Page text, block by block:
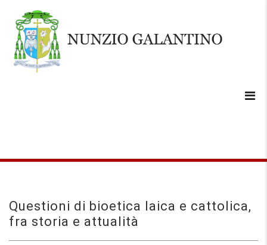
Questioni di bioetica laica e cattolica,
fra storia e attualità